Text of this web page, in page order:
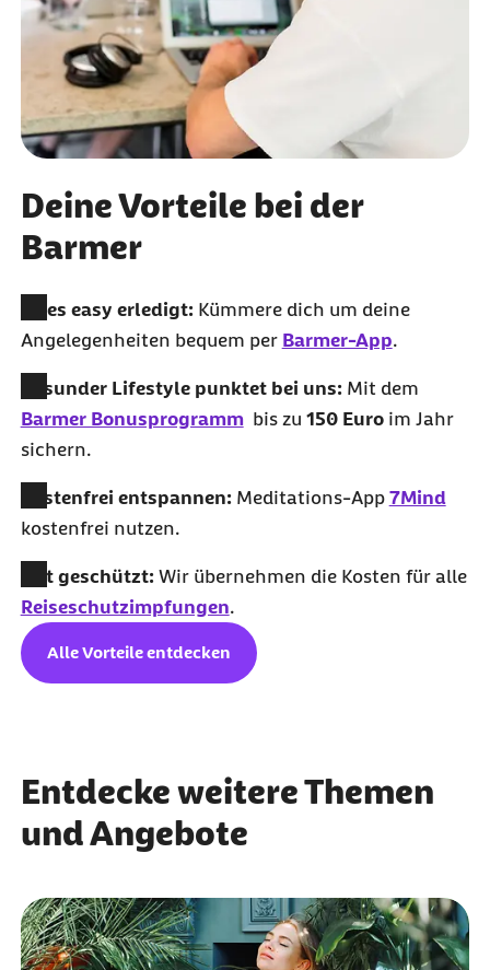
Deine Vorteile bei der
Barmer
Alles easy erledigt: Kümmere dich um deine
Angelegenheiten bequem per Barmer-App.
Gesunder Lifestylepunktet bei uns: Mit dem
Barmer Bonusprogrammbis zu 150 Euroim Jahr
sichern.
Kostenfrei entspannen:Meditations-App 7Mind
kostenfrei nutzen.
Gut geschützt:Wir übernehmen die Kosten für alle
Reiseschutzimpfungen.
Alle Vorteile entdecken
Entdecke weitere Themen
und Angebote